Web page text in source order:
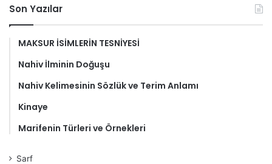
Son Yazılar
MAKSUR İSİMLERİN TESNİYESİ
Nahiv İlminin Doğuşu
Nahiv Kelimesinin Sözlük ve Terim Anlamı
Kinaye
Marifenin Türleri ve Örnekleri
Sarf